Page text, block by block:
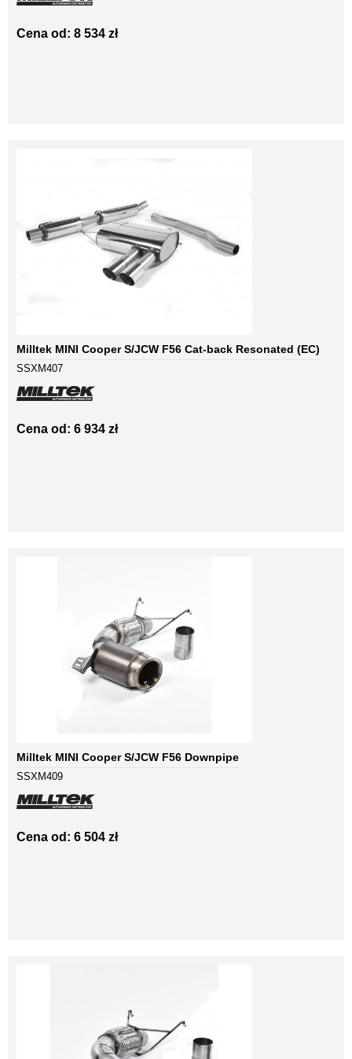
Cena od: 8 534 zł
Milltek MINI Cooper S/JCW F56 Cat-back Resonated (EC)
SSXM407
Cena od: 6 934 zł
Milltek MINI Cooper S/JCW F56 Downpipe
SSXM409
Cena od: 6 504 zł